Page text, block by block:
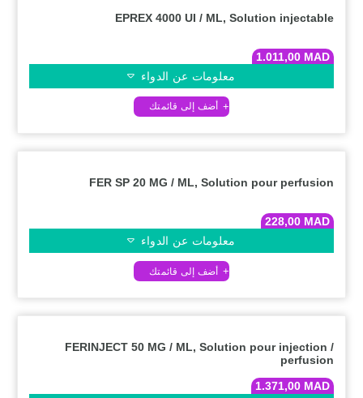
EPREX 4000 UI / ML, Solution injectable
1.011,00 MAD
معلومات عن الدواء
FER SP 20 MG / ML, Solution pour perfusion
228,00 MAD
معلومات عن الدواء
FERINJECT 50 MG / ML, Solution pour injection /
perfusion
1.371,00 MAD